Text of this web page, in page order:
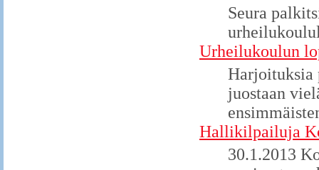
Seura
Urheilukoulun
Harjoituksia
juostaan
Hallikilpailuja
30.1.2013